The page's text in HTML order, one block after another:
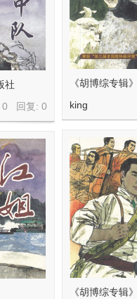
社
0 回复: 0
《胡博综专辑
king
《胡博综专辑